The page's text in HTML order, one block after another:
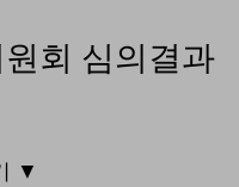
회 심의결과
▼